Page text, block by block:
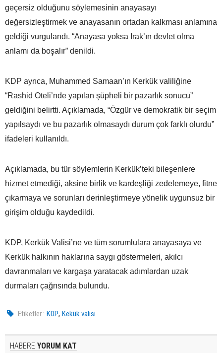
geçersiz olduğunu söylemesinin anayasayı
değersizleştirmek ve anayasanın ortadan kalkması anlamına
geldiği vurgulandı. “Anayasa yoksa Irak’ın devlet olma
anlamı da boşalır” denildi.
KDP ayrıca, Muhammed Samaan’ın Kerkük valiliğine
“Rashid Oteli’nde yapılan şüpheli bir pazarlık sonucu”
geldiğini belirtti. Açıklamada, “Özgür ve demokratik bir seçim
yapılsaydı ve bu pazarlık olmasaydı durum çok farklı olurdu”
ifadeleri kullanıldı.
Açıklamada, bu tür söylemlerin Kerkük’teki bileşenlere
hizmet etmediği, aksine birlik ve kardeşliği zedelemeye, fitne
çıkarmaya ve sorunları derinleştirmeye yönelik uygunsuz bir
girişim olduğu kaydedildi.
KDP, Kerkük Valisi’ne ve tüm sorumlulara anayasaya ve
Kerkük halkının haklarına saygı göstermeleri, akılcı
davranmaları ve kargaşa yaratacak adımlardan uzak
durmaları çağrısında bulundu.
Etiketler : KDP,Kekük valisi
HABERE YORUM KAT